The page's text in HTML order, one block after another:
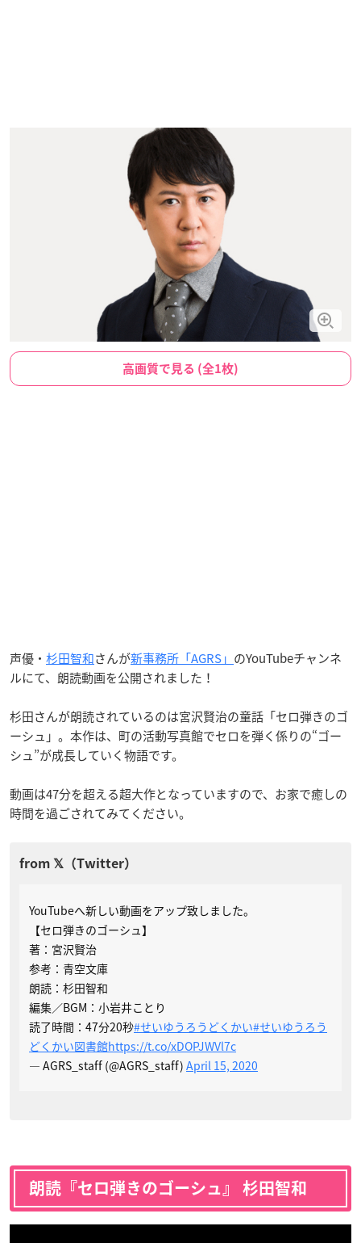
高画質で見る (全1枚)
声優・ 杉田智和さんが新事務所「AGRS」 のYouTubeチャンネ
ルにて、朗読動画を公開されました！
杉田さんが朗読されているのは宮沢賢治の童話「セロ弾きのゴ
ーシュ」。本作は、町の活動写真館でセロを弾く係りの“ゴー
シュ”が成長していく物語です。
動画は47分を超える超大作となっていますので、お家で癒しの
時間を過ごされてみてください。
YouTubeへ新しい動画をアップ致しました。
【セロ弾きのゴーシュ】
著：宮沢賢治
参考：青空文庫
朗読：杉田智和
編集／BGM：小岩井ことり
読了時間：47分20秒#せいゆうろうどくかい#せいゆうろう
どくかい図書館https://t.co/xDOPJWVl7c
— AGRS_staff (@AGRS_staff) April 15, 2020
朗読『セロ弾きのゴーシュ』 杉田智和